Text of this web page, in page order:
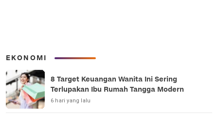
EKONOMI
8 Target Keuangan Wanita Ini Sering
Terlupakan Ibu Rumah Tangga Modern
6 hari yang lalu